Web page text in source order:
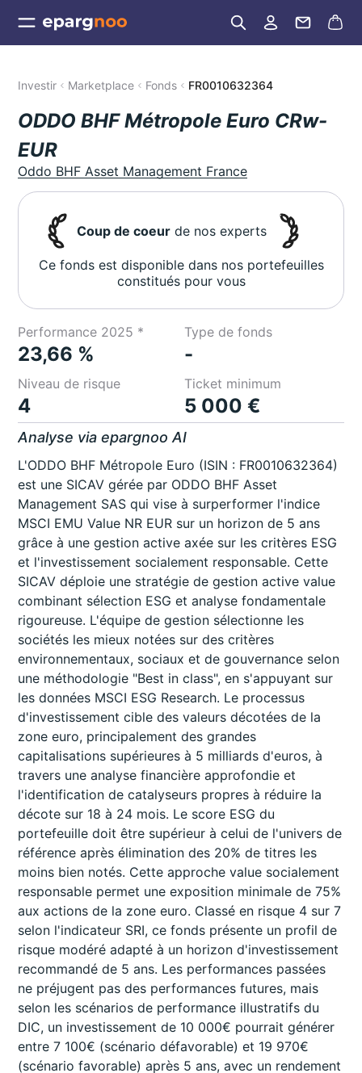
Investir Marketplace Fonds FR0010632364
ODDO BHF Métropole Euro CRw-
EUR
Oddo BHF Asset Management France
Coup de coeur de nos experts
Ce fonds est disponible dans nos portefeuilles
constitués pour vous
Performance 2025 *
23,66 %
Type de fonds
-
Niveau de risque
4
Ticket minimum
5 000 €
Analyse via epargnoo AI
L'ODDO BHF Métropole Euro (ISIN : FR0010632364)
est une SICAV gérée par ODDO BHF Asset
Management SAS qui vise à surperformer l'indice
MSCI EMU Value NR EUR sur un horizon de 5 ans
grâce à une gestion active axée sur les critères ESG
et l'investissement socialement responsable. Cette
SICAV déploie une stratégie de gestion active value
combinant sélection ESG et analyse fondamentale
rigoureuse. L'équipe de gestion sélectionne les
sociétés les mieux notées sur des critères
environnementaux, sociaux et de gouvernance selon
une méthodologie "Best in class", en s'appuyant sur
les données MSCI ESG Research. Le processus
d'investissement cible des valeurs décotées de la
zone euro, principalement des grandes
capitalisations supérieures à 5 milliards d'euros, à
travers une analyse financière approfondie et
l'identification de catalyseurs propres à réduire la
décote sur 18 à 24 mois. Le score ESG du
portefeuille doit être supérieur à celui de l'univers de
référence après élimination des 20% de titres les
moins bien notés. Cette approche value socialement
responsable permet une exposition minimale de 75%
aux actions de la zone euro. Classé en risque 4 sur 7
selon l'indicateur SRI, ce fonds présente un profil de
risque modéré adapté à un horizon d'investissement
recommandé de 5 ans. Les performances passées
ne préjugent pas des performances futures, mais
selon les scénarios de performance illustratifs du
DIC, un investissement de 10 000€ pourrait générer
entre 7 100€ (scénario défavorable) et 19 970€
(scénario favorable) après 5 ans, avec un rendement